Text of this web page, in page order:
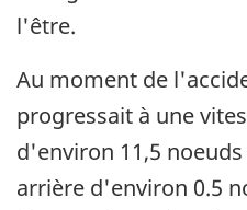
l'être.
Au moment de
progressait à une
d'environ 11,5
arrière d'environ 0.5